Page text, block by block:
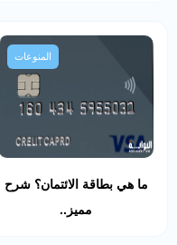
المنوعات
ما هي بطاقة الائتمان؟ شرح
مميز..